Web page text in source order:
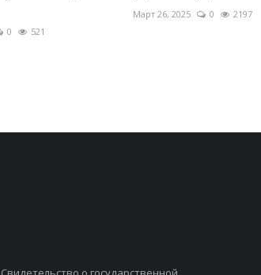
0 521
Март 26, 2025 0 2197